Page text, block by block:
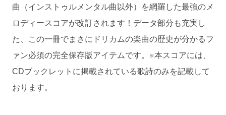
曲（インストゥルメンタル曲以外）を網羅した最強のメ
ロディースコアが改訂されます！データ部分も充実し
た、この一冊でまさにドリカムの楽曲の歴史が分かるフ
ァン必須の完全保存版アイテムです。※本スコアには、
CDブックレットに掲載されている歌詩のみを記載して
おります。